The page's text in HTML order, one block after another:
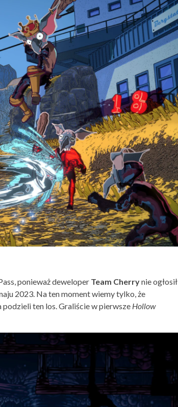
ponieważ deweloper Team Cherrynie ogłosił
2023. Na ten moment wiemy tylko, że
podzieli ten los. Graliście w pierwsze Hollow